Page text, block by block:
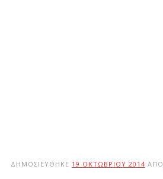
ΔΗΜΟΣΙΕΎΘΗΚΕ 19 ΟΚΤΩΒΡΊΟΥ 2014 ΑΠΌ